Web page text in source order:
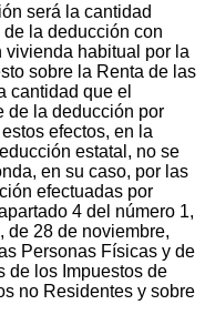
será la cantidad
la deducción con
vivienda habitual por la
sobre la Renta de las
cantidad que el
de la deducción por
efectos, en la
estatal, no se
en su caso, por las
efectuadas por
4 del número 1,
de 28 de noviembre,
Personas Físicas y de
de los Impuestos de
no Residentes y sobre